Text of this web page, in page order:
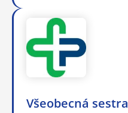
Všeobecná